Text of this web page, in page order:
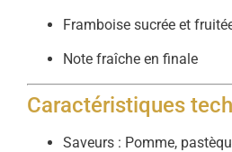
Framboise sucrée et
Note fraîche en finale
Caractéristiques
Saveurs : Pomme,